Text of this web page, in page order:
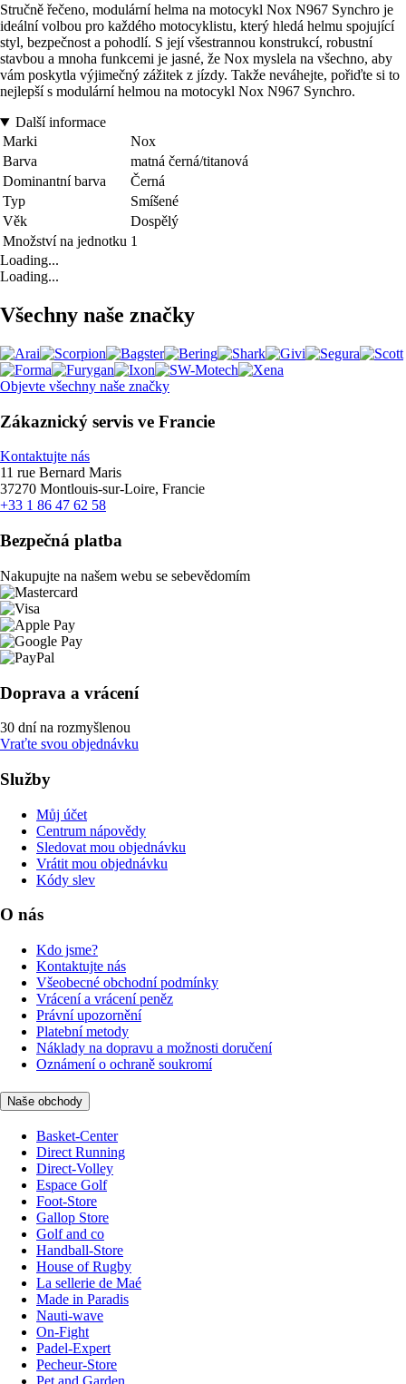
Stručně řečeno, modulární helma na motocykl Nox N967 Synchro je
ideální volbou pro každého motocyklistu, který hledá helmu spojující
styl, bezpečnost a pohodlí. S její všestrannou konstrukcí, robustní
stavbou a mnoha funkcemi je jasné, že Nox myslela na všechno, aby
vám poskytla výjimečný zážitek z jízdy. Takže neváhejte, pořiďte si to
nejlepší s modulární helmou na motocykl Nox N967 Synchro.
Další informace
Marki
Nox
Barva
matná černá/titanová
Dominantní barva
Černá
Typ
Smíšené
Věk
Dospělý
Množství na jednotku 1
Loading...
Loading...
Všechny naše značky
Objevte všechny naše značky
Zákaznický servis ve Francie
Kontaktujte nás
11 rue Bernard Maris
37270 Montlouis-sur-Loire, Francie
+33 1 86 47 62 58
Bezpečná platba
Nakupujte na našem webu se sebevědomím
Doprava a vrácení
30 dní na rozmyšlenou
Vraťte svou objednávku
Služby
Můj účet
Centrum nápovědy
Sledovat mou objednávku
Vrátit mou objednávku
Kódy slev
O nás
Kdo jsme?
Kontaktujte nás
Všeobecné obchodní podmínky
Vrácení a vrácení peněz
Právní upozornění
Platební metody
Náklady na dopravu a možnosti doručení
Oznámení o ochraně soukromí
Naše obchody
Basket-Center
Direct Running
Direct-Volley
Espace Golf
Foot-Store
Gallop Store
Golf and co
Handball-Store
House of Rugby
La sellerie de Maé
Made in Paradis
Nauti-wave
On-Fight
Padel-Expert
Pecheur-Store
Pet and Garden